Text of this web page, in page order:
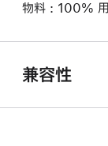
物料 : 100%
兼容性